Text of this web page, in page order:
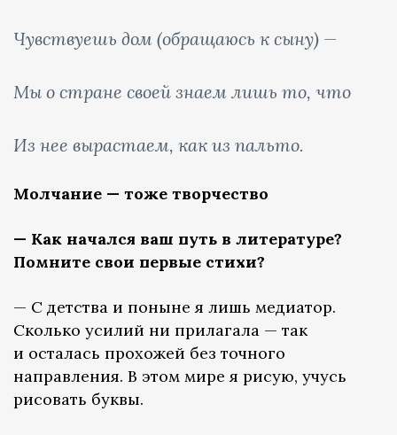
Чувствуешь дом (обращаюсь к сыну) —
Мы о стране своей знаем лишь то, что
Из нее вырастаем, как из пальто.
Молчание — тоже творчество
— Как начался ваш путь в литературе?
Помните свои первые стихи?
— С детства и поныне я лишь медиатор.
Сколько усилий ни прилагала — так
и осталась прохожей без точного
направления. В этом мире я рисую, учусь
рисовать буквы.